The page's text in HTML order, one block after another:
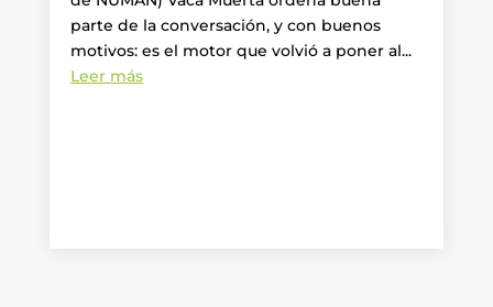
parte de la conversación, y con buenos
motivos: es el motor que volvió a poner al...
Leer más